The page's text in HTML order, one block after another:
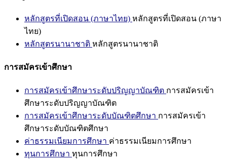
หลักสูตรที่เปิดสอน (ภาษาไทย) หลักสูตรที่เปิดสอน (ภาษา
ไทย)
หลักสูตรนานาชาติ หลักสูตรนานาชาติ
การสมัครเข้าศึกษา
การสมัครเข้าศึกษาระดับปริญญาบัณฑิต การสมัครเข้า
ศึกษาระดับปริญญาบัณฑิต
การสมัครเข้าศึกษาระดับบัณฑิตศึกษา การสมัครเข้า
ศึกษาระดับบัณฑิตศึกษา
ค่าธรรมเนียมการศึกษา ค่าธรรมเนียมการศึกษา
ทุนการศึกษา ทุนการศึกษา